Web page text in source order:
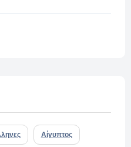
Αίγυπτος